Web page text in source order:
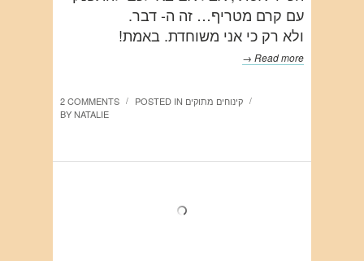
עם קרם מטריף… זה ה- דבר.
ולא רק כי אני משוחדת. באמת!
Read more →
2 COMMENTS / POSTED IN קינוחים מתוקים /
BYNATALIE